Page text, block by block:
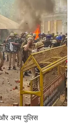
और अन्य पुलिस